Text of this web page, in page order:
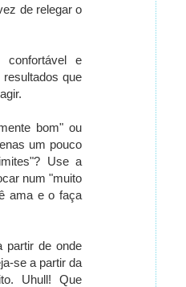
de relegar o
e
que
bom" ou
um pouco
Use a
num "muito
ama e o faça
partir de onde
se a partir da
Uhull!Que